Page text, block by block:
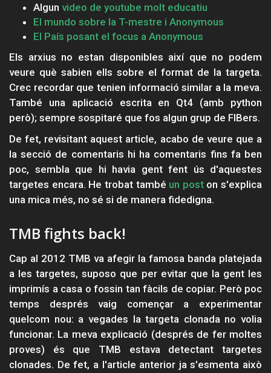
Algun video de youtube molt educatiu
El mundo sobre la T-mestre i Anonymous
El País posant el focus a Anonymous
Els arxius no estan disponibles així que no podem
veure què sabien ells sobre el format de la targeta.
Crec recordar que tenien informació similar a la meva.
També una aplicació escrita en Qt4 (amb python
però); sempre sospitaré que fos algun grup de FIBers.
De fet, revisitant aquest article, acabo de veure que a
la secció de comentaris hi ha comentaris fins fa ben
poc, sembla que hi havia gent fent ús d'aquestes
targetes encara. He trobat també un poston s'explica
una mica més, no sé si de manera fidedigna.
TMB fights back!
Cap al 2012 TMB va afegir la famosa banda platejada
a les targetes, suposo que per evitar que la gent les
imprimís a casa o fossin tan fàcils de copiar. Però poc
temps després vaig començar a experimentar
quelcom nou: a vegades la targeta clonada no volia
funcionar. La meva explicació (després de fer moltes
proves) és que TMB estava detectant targetes
clonades. De fet, a l'article anterior ja s'esmenta això